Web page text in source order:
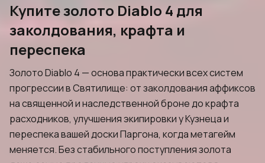
Купите золото Diablo 4 для
заколдования, крафта и
переспека
Золото Diablo 4 — основа практически всех систем
прогрессии в Святилище: от заколдования аффиксов
на священной и наследственной броне до крафта
расходников, улучшения экипировки у Кузнеца и
переспека вашей доски Паргона, когда метагейм
меняется. Без стабильного поступления золота